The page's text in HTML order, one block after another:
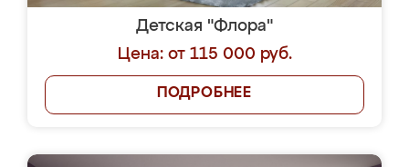
Детская "Флора"
Цена: от 115 000 руб.
ПОДРОБНЕЕ